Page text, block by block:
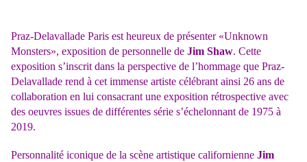
Praz-Delavallade Paris est heureux de présenter «Unknown
Monsters», exposition de personnelle de Jim Shaw. Cette
exposition s’inscrit dans la perspective de l’hommage que Praz-
Delavallade rend à cet immense artiste célébrant ainsi 26 ans de
collaboration en lui consacrant une exposition rétrospective avec
des oeuvres issues de différentes série s’échelonnant de 1975 à
2019.
Personnalité iconique de la scène artistique californienne Jim